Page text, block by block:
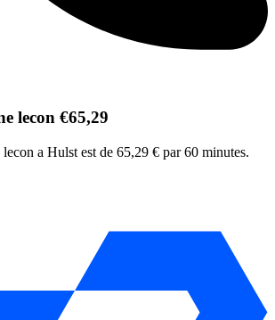
lecon €65,29
a Hulst est de 65,29 € par 60 minutes.